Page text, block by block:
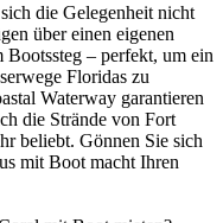
die Gelegenheit nicht
über einen eigenen
– perfekt, um ein
Floridas zu
Waterway garantieren
die Strände von Fort
beliebt. Gönnen Sie sich
mit Boot macht Ihren